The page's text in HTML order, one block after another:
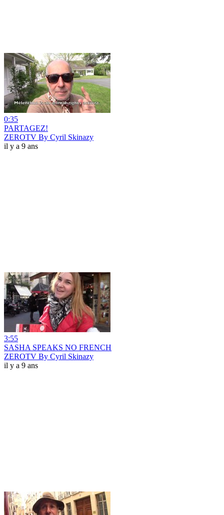
0:35
PARTAGEZ!
ZEROTV By Cyril Skinazy
il y a 9 ans
3:55
SASHA SPEAKS NO FRENCH
ZEROTV By Cyril Skinazy
il y a 9 ans